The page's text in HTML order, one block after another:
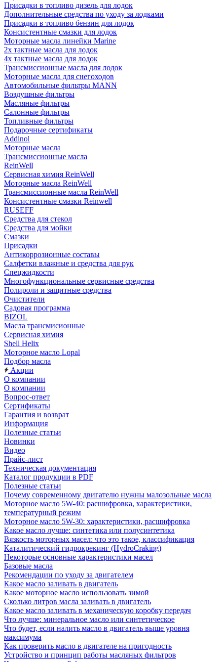
Присадки в топливо дизель для лодок
Дополнительные средства по уходу за лодками
Присадки в топливо бензин для лодок
Консистентные смазки для лодок
Моторные масла линейки Marine
2х тактные масла для лодок
4х тактные масла для лодок
Трансмиссионные масла для лодок
Моторные масла для снегоходов
Автомобильные фильтры MANN
Воздушные фильтры
Масляные фильтры
Салонные фильтры
Топливные фильтры
Подарочные сертификаты
Addinol
Моторные масла
Трансмиссионные масла
ReinWell
Сервисная химия ReinWell
Моторные масла ReinWell
Трансмиссионные масла ReinWell
Консистентные смазки Reinwell
RUSEFF
Средства для стекол
Средства для мойки
Смазки
Присадки
Антикоррозионные составы
Салфетки влажные и средства для рук
Спецжидкости
Многофункциональные сервисные средства
Полироли и защитные средства
Очистители
Садовая программа
BIZOL
Масла трансмисионные
Сервисная химия
Shell Helix
Моторное масло Lopal
Подбор масла
Акции
О компании
О компании
Вопрос-ответ
Сертификаты
Гарантия и возврат
Информация
Полезные статьи
Новинки
Видео
Прайс-лист
Техническая документация
Каталог продукции в PDF
Полезные статьи
Почему современному двигателю нужны малозольные масла
Моторное масло 5W-40: расшифровка, характеристики,
температурный режим
Моторное масло 5W-30: характеристики, расшифровка
Какое масло лучше: синтетика или полусинтетика
Вязкость моторных масел: что это такое, классификация
Каталитический гидрокрекинг (НydroСraking)
Некоторые основные характеристики масел
Базовые масла
Рекомендации по уходу за двигателем
Какое масло заливать в двигатель
Какое моторное масло использовать зимой
Сколько литров масла заливать в двигатель
Какое масло заливать в механическую коробку передач
Что лучше: минеральное масло или синтетическое
Что будет, если налить масло в двигатель выше уровня
максимума
Как проверить масло в двигателе на пригодность
Устройство и принцип работы масляных фильтров